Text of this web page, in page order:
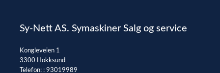
Sy-Nett AS. Symaskiner Salg og service
Kongleveien 1
3300 Hokksund
Telefon: : 93019989